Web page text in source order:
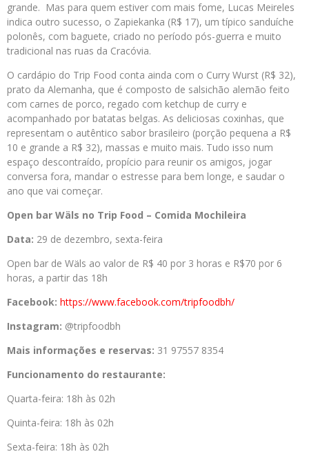
grande. Mas para quem estiver com mais fome, Lucas Meireles
indica outro sucesso, o Zapiekanka (R$ 17), um típico sanduíche
polonês, com baguete, criado no período pós-guerra e muito
tradicional nas ruas da Cracóvia.
O cardápio do Trip Food conta ainda com o Curry Wurst (R$ 32),
prato da Alemanha, que é composto de salsichão alemão feito
com carnes de porco, regado com ketchup de curry e
acompanhado por batatas belgas. As deliciosas coxinhas, que
representam o autêntico sabor brasileiro (porção pequena a R$
10 e grande a R$ 32), massas e muito mais. Tudo isso num
espaço descontraído, propício para reunir os amigos, jogar
conversa fora, mandar o estresse para bem longe, e saudar o
ano que vai começar.
Open bar Wäls no Trip Food – Comida Mochileira
Data: 29 de dezembro, sexta-feira
Open bar de Wäls ao valor de R$ 40 por 3 horas e R$70 por 6
horas, a partir das 18h
Facebook: https://www.facebook.com/tripfoodbh/
Instagram: @tripfoodbh
Mais informações e reservas: 31 97557 8354
Funcionamento do restaurante:
Quarta-feira: 18h às 02h
Quinta-feira: 18h às 02h
Sexta-feira: 18h às 02h